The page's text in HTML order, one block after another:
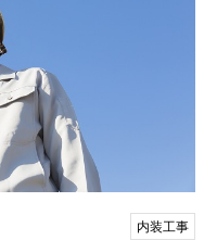
内装工事